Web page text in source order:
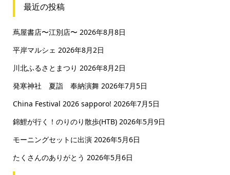
最近の投稿
蔦屋書店〜江別店〜 2026年8月8日
平岸マルシェ 2026年8月2日
川北ふるさとまつり 2026年8月2日
発寒神社 夏詣 奉納演舞 2026年7月5日
China Festival 2026 sapporo! 2026年7月5日
錦鯉が行く！のりのり散歩(HTB) 2026年5月9日
モーニングセットに出演 2026年5月6日
たくさんのありがとう 2026年5月6日